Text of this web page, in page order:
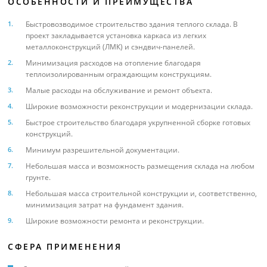
Быстровозводимое строительство здания теплого склада. В
проект закладывается установка каркаса из легких
металлоконструкций (ЛМК) и сэндвич-панелей.
Минимизация расходов на отопление благодаря
теплоизолированным ограждающим конструкциям.
Малые расходы на обслуживание и ремонт объекта.
Широкие возможности реконструкции и модернизации склада.
Быстрое строительство благодаря укрупненной сборке готовых
конструкций.
Минимум разрешительной документации.
Небольшая масса и возможность размещения склада на любом
грунте.
Небольшая масса строительной конструкции и, соответственно,
минимизация затрат на фундамент здания.
Широкие возможности ремонта и реконструкции.
СФЕРА ПРИМЕНЕНИЯ